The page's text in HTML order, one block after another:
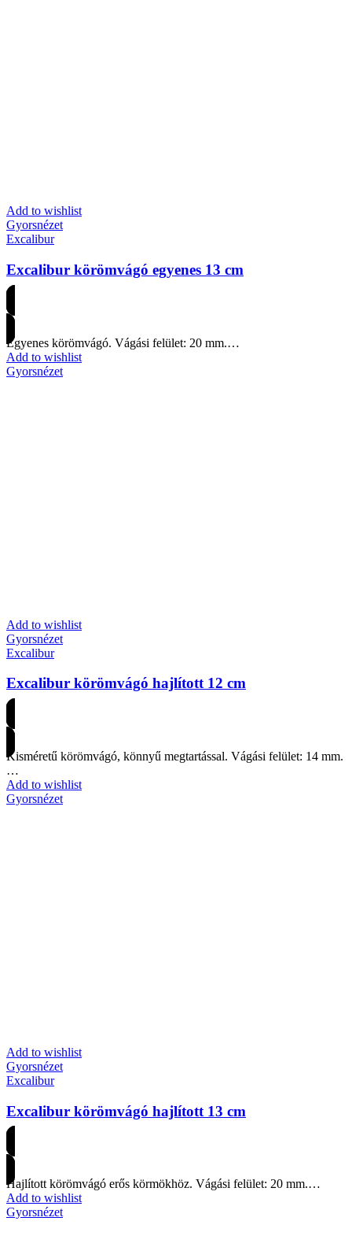
Add to wishlist
Gyorsnézet
Excalibur
Excalibur körömvágó egyenes 13 cm
Egyenes körömvágó. Vágási felület: 20 mm.…
Add to wishlist
Gyorsnézet
Add to wishlist
Gyorsnézet
Excalibur
Excalibur körömvágó hajlított 12 cm
Kisméretű körömvágó, könnyű megtartással. Vágási felület: 14 mm.
…
Add to wishlist
Gyorsnézet
Add to wishlist
Gyorsnézet
Excalibur
Excalibur körömvágó hajlított 13 cm
Hajlított körömvágó erős körmökhöz. Vágási felület: 20 mm.…
Add to wishlist
Gyorsnézet